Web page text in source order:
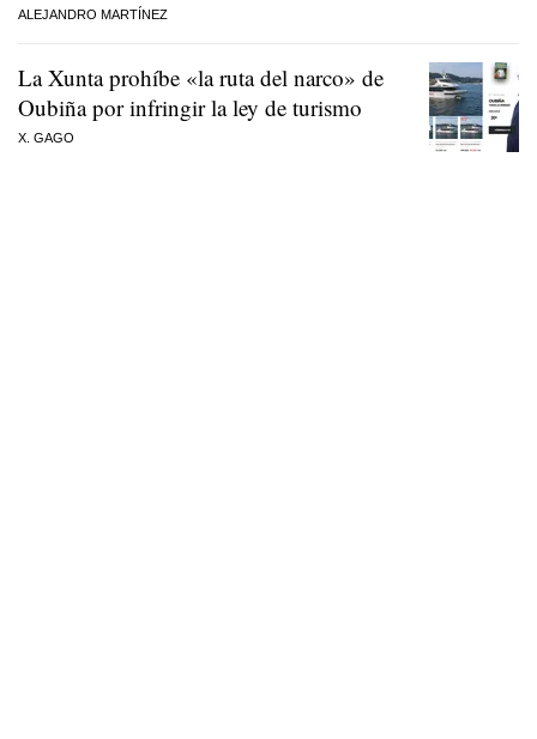
ALEJANDRO MARTÍNEZ
La Xunta prohíbe «la ruta del narco» de
Oubiña por infringir la ley de turismo
X. GAGO